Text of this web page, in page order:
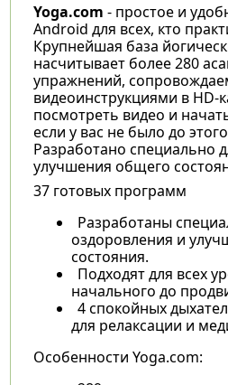
Yoga.com - простое и
Android для всех, кто
Крупнейшая база
насчитывает более 280
упражнений,
видеоинструкциями в HD-
посмотреть видео и
если у вас не было до
Разработано специально
улучшения общего
37 готовых программ
Разработаны
оздоровления и
состояния.
Подходят для всех
начального до
4 спокойных
для релаксации и
Особенности Yoga.com: